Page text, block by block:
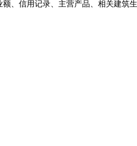
、信用记录、主营产品、相关建